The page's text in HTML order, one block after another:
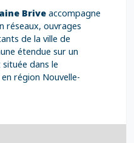
Brive accompagne
réseaux, ouvrages
de la ville de
étendue sur un
dans le
en région Nouvelle-